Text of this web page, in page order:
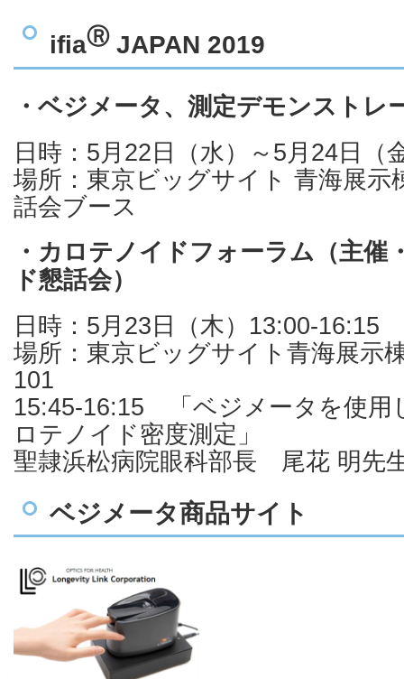
ifiaⓇJAPAN 2019
・ベジメータ、測定デモンストレ
日時：5月22日（水）～5月24日（
場所：東京ビッグサイト 青海展
話会ブース
・カロテノイドフォーラム（主催
ド懇話会）
日時：5月23日（木）13:00-16:15
場所：東京ビッグサイト青海展示
101
15:45-16:15 「ベジメータを使用
ロテノイド密度測定」
聖隷浜松病院眼科部長 尾花 明先
ベジメータ商品サイト